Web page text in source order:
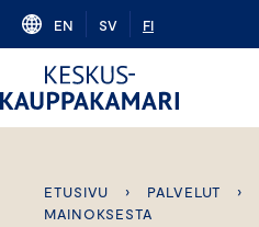
Skip
content
EN SV FI
ETUSIVU › PALVELUT ›
MAINOKSESTA